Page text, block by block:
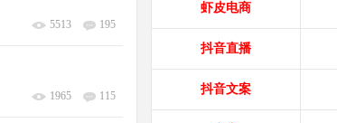
5513 195
1965 115
虾皮电商
抖音直播
抖音文案